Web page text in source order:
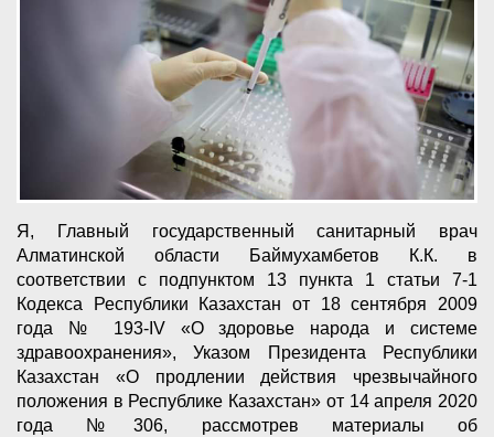
Я, Главный государственный санитарный врач
Алматинской области Баймухамбетов К.К. в
соответствии с подпунктом 13 пункта 1 статьи 7-1
Кодекса Республики Казахстан от 18 сентября 2009
года № 193-IV «О здоровье народа и системе
здравоохранения», Указом Президента Республики
Казахстан «О продлении действия чрезвычайного
положения в Республике Казахстан» от 14 апреля 2020
года №306, рассмотрев материалы об